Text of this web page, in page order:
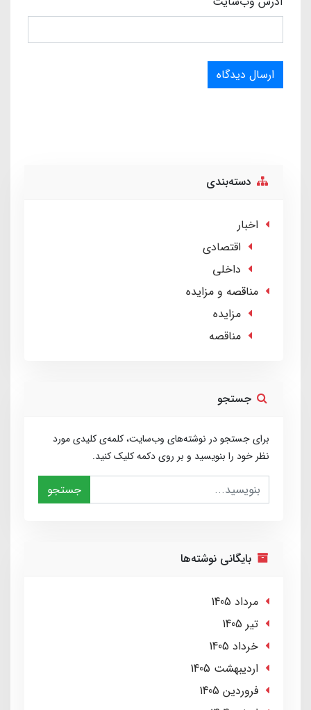
ارسال دیدگاه
دسته‌بندی
اخبار
اقتصادی
داخلی
مناقصه و مزایده
مزایده
مناقصه
جستجو
برای جستجو در نوشته‌های وب‌سایت، کلمه‌ی کلیدی مورد
نظر خود را بنویسید و بر روی دکمه کلیک کنید.
جستجو
بایگانی نوشته‌ها
مرداد 1405
تير 1405
خرداد 1405
ارديبهشت 1405
فروردین 1405